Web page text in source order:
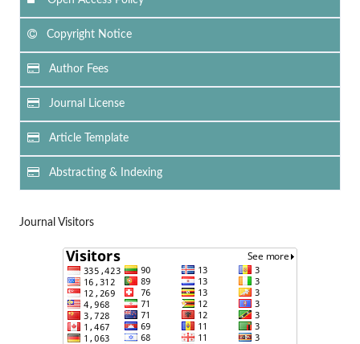
Copyright Notice
Author Fees
Journal License
Article Template
Abstracting & Indexing
Journal Visitors